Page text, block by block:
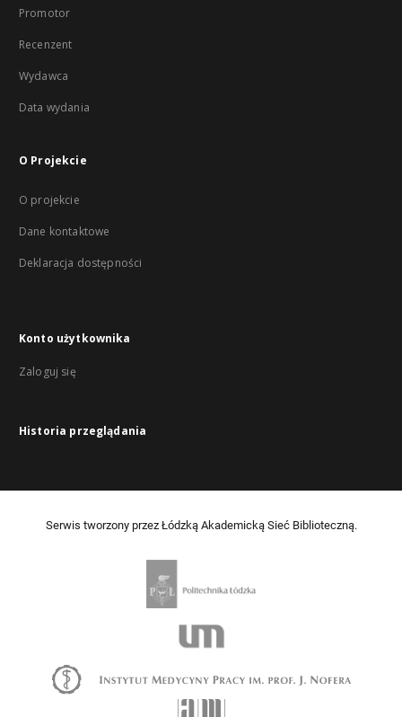
Promotor
Recenzent
Wydawca
Data wydania
O Projekcie
O projekcie
Dane kontaktowe
Deklaracja dostępności
Konto użytkownika
Zaloguj się
Historia przeglądania
Serwis tworzony przez Łódzką Akademicką Sieć Biblioteczną.